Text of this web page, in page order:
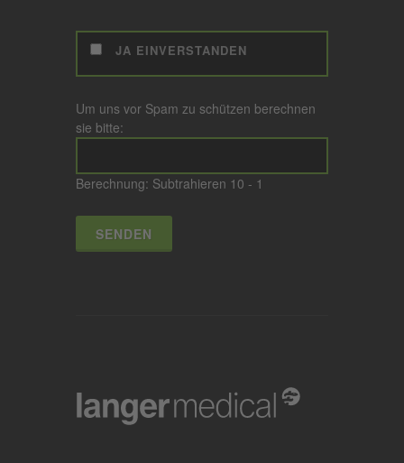
JA EINVERSTANDEN
Um uns vor Spam zu schützen berechnen
sie bitte:
Berechnung: Subtrahieren 10 - 1
SENDEN